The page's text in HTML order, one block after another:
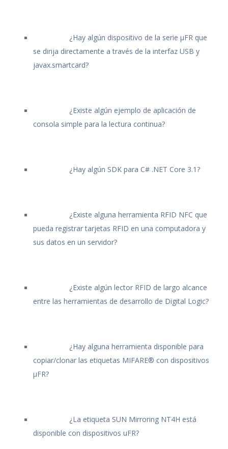
¿Hay algún dispositivo de la serie μFR que
se dirija directamente a través de la interfaz USB y
javax.smartcard?
¿Existe algún ejemplo de aplicación de
consola simple para la lectura continua?
¿Hay algún SDK para C# .NET Core 3.1?
¿Existe alguna herramienta RFID NFC que
pueda registrar tarjetas RFID en una computadora y
sus datos en un servidor?
¿Existe algún lector RFID de largo alcance
entre las herramientas de desarrollo de Digital Logic?
¿Hay alguna herramienta disponible para
copiar/clonar las etiquetas MIFARE® con dispositivos
μFR?
¿La etiqueta SUN Mirroring NT4H está
disponible con dispositivos uFR?